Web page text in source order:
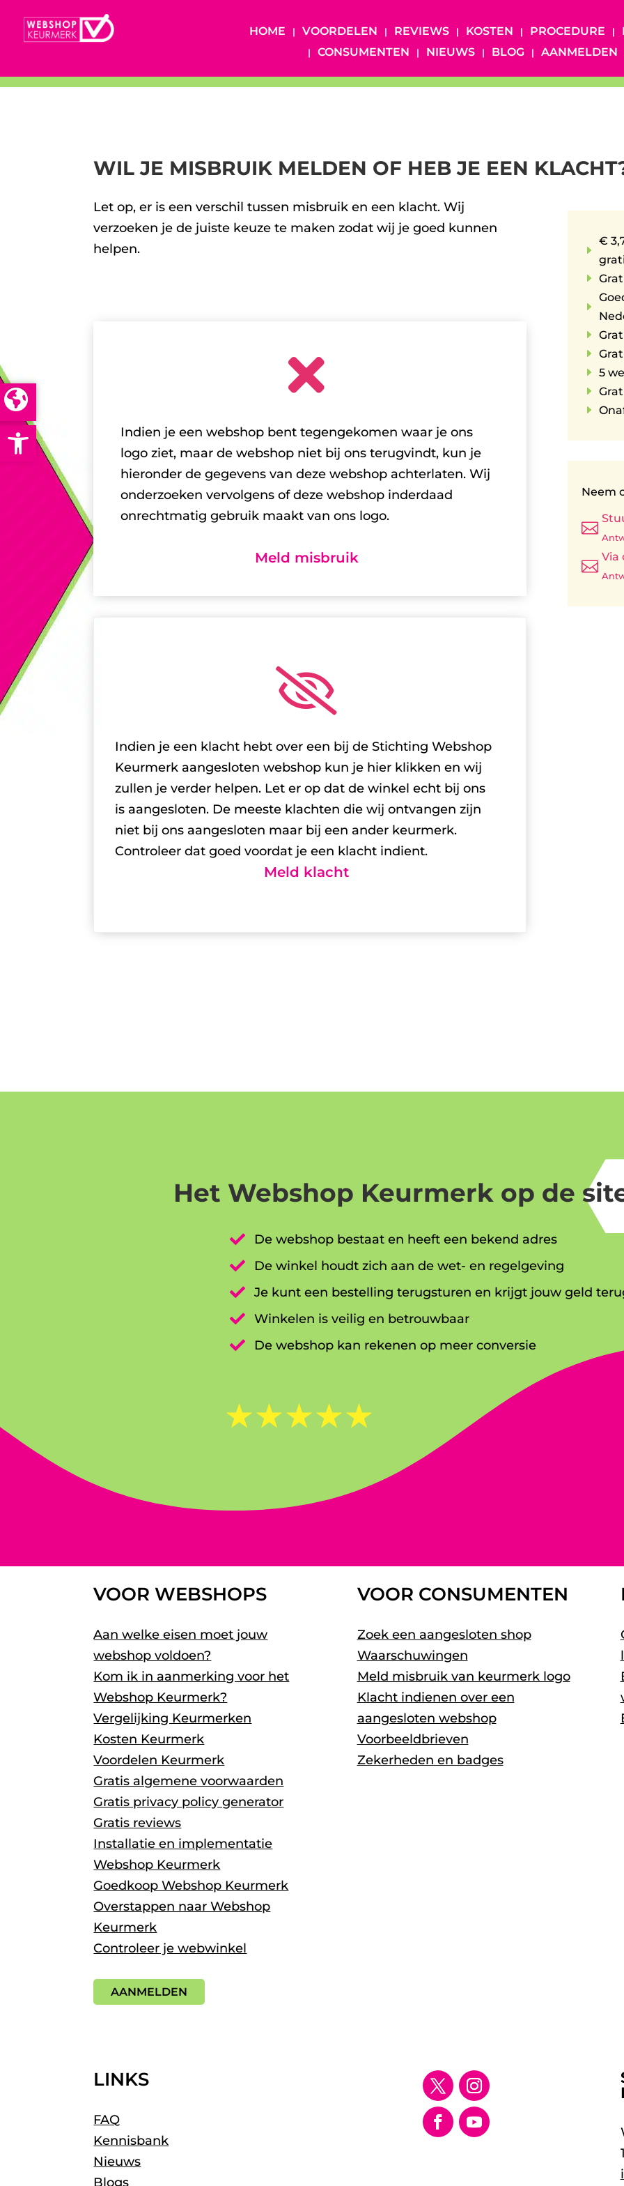
Open toolbar
HOME VOORDELEN REVIEWS KOSTEN PROCEDURE
CONSUMENTEN
NIEUWS BLOG AANMELDEN
WIL JE MISBRUIK MELDEN OF HEB JE EEN
Let op, er is een verschil tussen misbruik en een klacht. Wij
verzoeken je de juiste keuze te maken zodat wij je goed kunnen
helpen.

Indien je een webshop bent tegengekomen waar je ons
logo ziet, maar de webshop niet bij ons terugvindt, kun je
hieronder de gegevens van deze webshop achterlaten. Wij
onderzoeken vervolgens of deze webshop inderdaad
onrechtmatig gebruik maakt van ons logo.
Meld misbruik

Indien je een klacht hebt over een bij de Stichting Webshop
Keurmerk aangesloten webshop kun je hier klikken en wij
zullen je verder helpen. Let er op dat de winkel echt bij ons
is aangesloten. De meeste klachten die wij ontvangen zijn
niet bij ons aangesloten maar bij een ander keurmerk.
Controleer dat goed voordat je een klacht indient.
Meld klacht
E
€
E
E
E
E
E 5
E
E
Neem


Via
Het Webshop Keurmerk op de

De webshop bestaat en heeft een bekend adres

De winkel houdt zich aan de wet- en regelgeving
 Je kunt een bestelling terugsturen en krijgt jouw geld
 Winkelen is veilig en betrouwbaar

De webshop kan rekenen op meer conversie
☆☆☆☆☆
VOOR WEBSHOPS
Aan welke eisen moet jouw
webshop voldoen?
Kom ik in aanmerking voor het
Webshop Keurmerk?
Vergelijking Keurmerken
Kosten Keurmerk
Voordelen Keurmerk
Gratis algemene voorwaarden
Gratis privacy policy generator
Gratis reviews
Installatie en implementatie
Webshop Keurmerk
Goedkoop Webshop Keurmerk
Overstappen naar Webshop
Keurmerk
Controleer je webwinkel
AANMELDEN
VOOR CONSUMENTEN
Zoek een aangesloten shop
Waarschuwingen
Meld misbruik van keurmerk logo
Klacht indienen over een
aangesloten webshop
Voorbeeldbrieven
Zekerheden en badges
LINKS
FAQ
Kennisbank
Nieuws
Blogs